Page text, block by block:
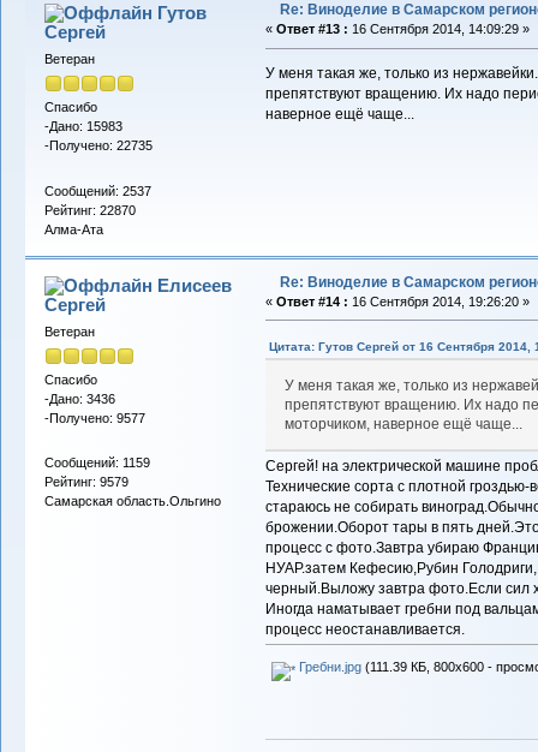
Гутов
Сергей
Ветеран
Спасибо
-Дано: 15983
-Получено: 22735
Сообщений: 2537
Рейтинг: 22870
Алма-Ата
Re: Виноделие в Самарском
« Ответ #13 : 16 Сентября 2014, 14:09:29 »
У меня такая же, только из
препятствуют вращению. Их надо
наверное ещё чаще...
Елисеев
Сергей
Ветеран
Спасибо
-Дано: 3436
-Получено: 9577
Сообщений: 1159
Рейтинг: 9579
Самарская область.Ольгино
Re: Виноделие в Самарском
« Ответ #14 : 16 Сентября 2014, 19:26:20 »
Цитата: Гутов Сергей от 16 Сентября 2014,
У меня такая же, только из
препятствуют вращению. Их надо
моторчиком, наверное ещё чаще...
Сергей! на электрической машине
Технические сорта с плотной
стараюсь не собирать
брожении.Оборот тары в пять
процесс с фото.Завтра убираю
НУАР.затем Кефесию,Рубин
черный.Выложу завтра фото.Если
Иногда наматывает гребни под
процесс неостанавливается.
Гребни.jpg(111.39 КБ, 800x600 -